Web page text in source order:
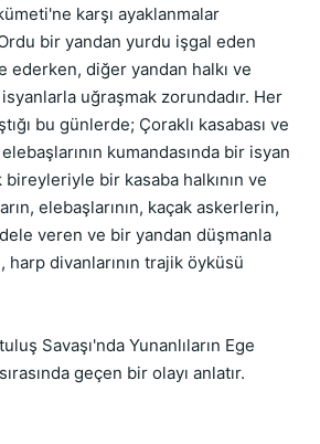
karşı ayaklanmalar
bir yandan yurdu işgal eden
ederken, diğer yandan halkı ve
uğraşmak zorundadır. Her
bu günlerde; Çoraklı kasabası ve
kumandasında bir isyan
bireyleriyle bir kasaba halkının ve
elebaşlarının, kaçak askerlerin,
veren ve bir yandan düşmanla
harp divanlarının trajik öyküsü
Savaşı'nda Yunanlıların Ege
geçen bir olayı anlatır.